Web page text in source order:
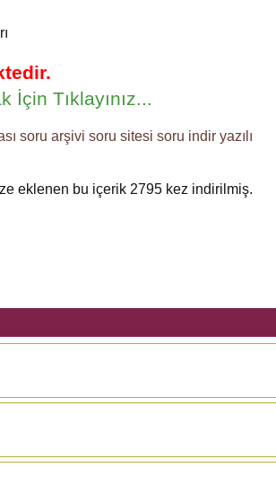
İçin Tıklayınız...
soru arşivi soru sitesi soru indir yazılı
eklenen bu içerik 2795 kez indirilmiş.